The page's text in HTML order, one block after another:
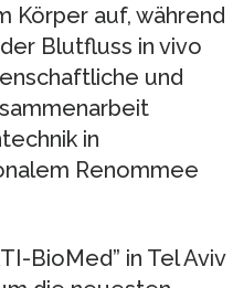
Körper auf, während
Blutfluss in vivo
und
in
Renommee
BioMed” in Tel Aviv